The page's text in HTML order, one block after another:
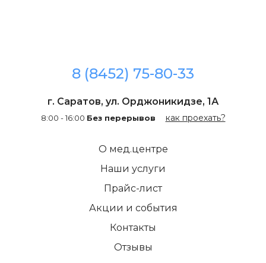
8 (8452) 75-80-33
г. Саратов, ул. Орджоникидзе, 1А
8:00 - 16:00 Без перерывов как проехать?
О мед.центре
Наши услуги
Прайс-лист
Акции и события
Контакты
Отзывы